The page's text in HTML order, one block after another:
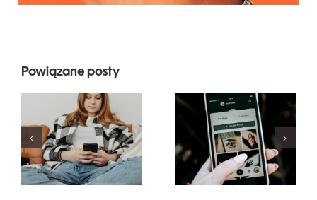
Powiązane posty
Innowacyjne
strategie
zwiększania
widoczności
grup na
Facebooku
Najlepsze
praktyki
korzystania
z filtrów
rzeczywistości
rozszerzonej